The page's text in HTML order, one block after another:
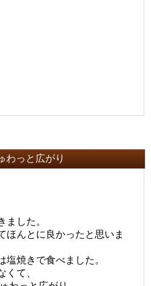
わっと広がり
ました。
ほんとに良かったと思いま
焼きで食べました。
くて、